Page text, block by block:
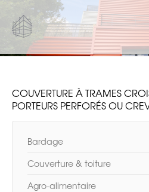
À PROPOS
COUVERTURE À TRAMES
PORTEURS PERFORÉS OU
Bardage
Couverture & toiture
Agro-alimentaire